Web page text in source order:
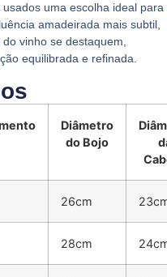
uma escolha ideal para
amadeirada mais subtil
vinho se destaquem,
equilibrada e refinada.
Diâmetro
do Bojo
26cm
28cm